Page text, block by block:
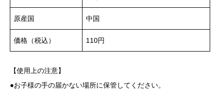
原産国 中国
価格（税込） 110円
【使用上の注意】
●お子様の手の届かない場所に保管してください。